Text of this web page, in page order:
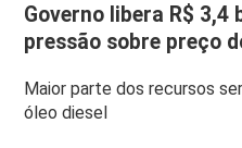
Governo libera R$ 3,4
pressão sobre preço
Maior parte dos recursos
óleo diesel